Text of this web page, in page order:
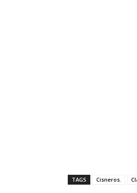
TAGS Cisneros.